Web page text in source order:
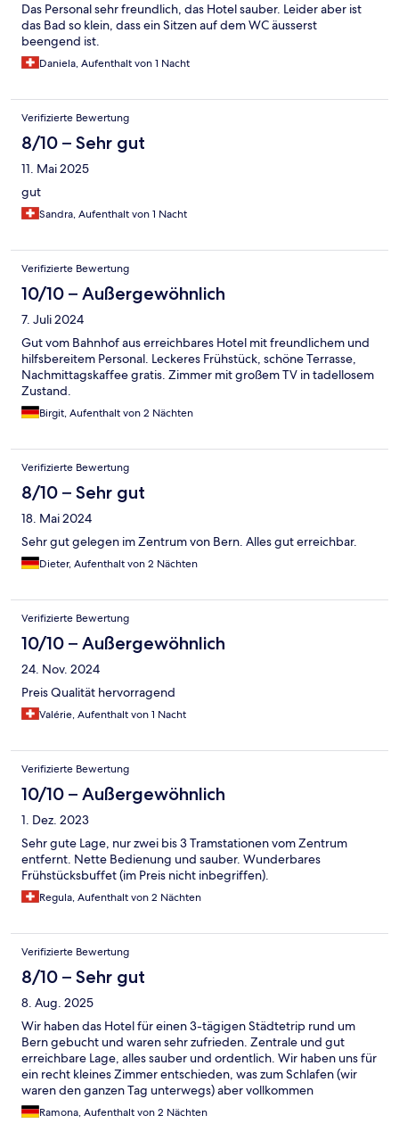
Das Personal sehr freundlich, das Hotel sauber. Leider aber ist
das Bad so klein, dass ein Sitzen auf dem WC äusserst
beengend ist.
Daniela, Aufenthalt von 1 Nacht
Verifizierte Bewertung
8/10 – Sehr gut
11. Mai 2025
gut
Sandra, Aufenthalt von 1 Nacht
Verifizierte Bewertung
10/10 – Außergewöhnlich
7. Juli 2024
Gut vom Bahnhof aus erreichbares Hotel mit freundlichem und
hilfsbereitem Personal. Leckeres Frühstück, schöne Terrasse,
Nachmittagskaffee gratis. Zimmer mit großem TV in tadellosem
Zustand.
Birgit, Aufenthalt von 2 Nächten
Verifizierte Bewertung
8/10 – Sehr gut
18. Mai 2024
Sehr gut gelegen im Zentrum von Bern. Alles gut erreichbar.
Dieter, Aufenthalt von 2 Nächten
Verifizierte Bewertung
10/10 – Außergewöhnlich
24. Nov. 2024
Preis Qualität hervorragend
Valérie, Aufenthalt von 1 Nacht
Verifizierte Bewertung
10/10 – Außergewöhnlich
1. Dez. 2023
Sehr gute Lage, nur zwei bis 3 Tramstationen vom Zentrum
entfernt. Nette Bedienung und sauber. Wunderbares
Frühstücksbuffet (im Preis nicht inbegriffen).
Regula, Aufenthalt von 2 Nächten
Verifizierte Bewertung
8/10 – Sehr gut
8. Aug. 2025
Wir haben das Hotel für einen 3-tägigen Städtetrip rund um
Bern gebucht und waren sehr zufrieden. Zentrale und gut
erreichbare Lage, alles sauber und ordentlich. Wir haben uns für
ein recht kleines Zimmer entschieden, was zum Schlafen (wir
waren den ganzen Tag unterwegs) aber vollkommen
ausgereicht hat. Der Nachtzugang nachdem die Rezeption
geschlossen war, hat auch wunderbar funktioniert. Alles in allem
Ramona, Aufenthalt von 2 Nächten